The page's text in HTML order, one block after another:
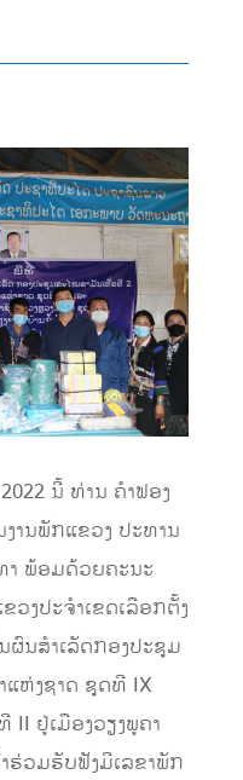
ນີ້ ທ່ານ ຄຳຟອງ
ານພັກແຂວງ ປະທານ
າ ພ້ອມດ້ວຍຄະນະ
ວງປະຈຳເຂດເລືອກຕັ້ງ
ຜົນສຳເລັດກອງປະຊຸມ
ຫ່ງຊາດ ຊຸດທີ IX
II ຢູ່ເມືອງວຽງພູຄາ
ຮ່ວມຮັບຟັງມີເລຂາພັກ